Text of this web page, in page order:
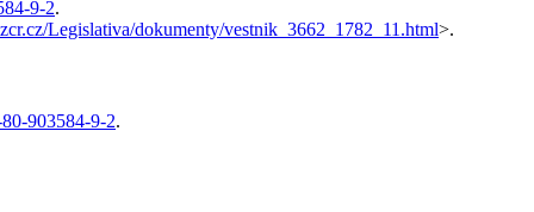
9-2.
Legislativa/dokumenty/vestnik_3662_1782_11.html>.
903584-9-2.